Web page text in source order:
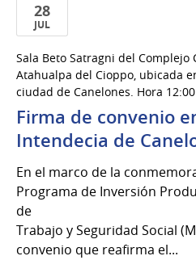
28
JUL
de
Jul
2026
Sala Beto Satragni del
Atahualpa del Cioppo, ubicada
ciudad de Canelones. Hora 12:00
Firma de convenio
Intendecia de
En el marco de la
Programa de Inversión
de
Trabajo y Seguridad Social
convenio que reafirma el...